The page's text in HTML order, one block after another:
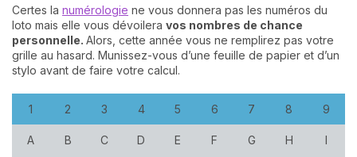
Certes la numérologie ne vous donnera pas les numéros du
loto mais elle vous dévoilera vos nombres de chance
personnelle. Alors, cette année vous ne remplirez pas votre
grille au hasard. Munissez-vous d’une feuille de papier et d’un
stylo avant de faire votre calcul.
1 2 3 4 5 6 7 8 9
A B C D E F G H I